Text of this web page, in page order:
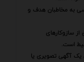
به مخاطبان هدف و
سازوکارهای
است.
یک آگهی تصویری یا